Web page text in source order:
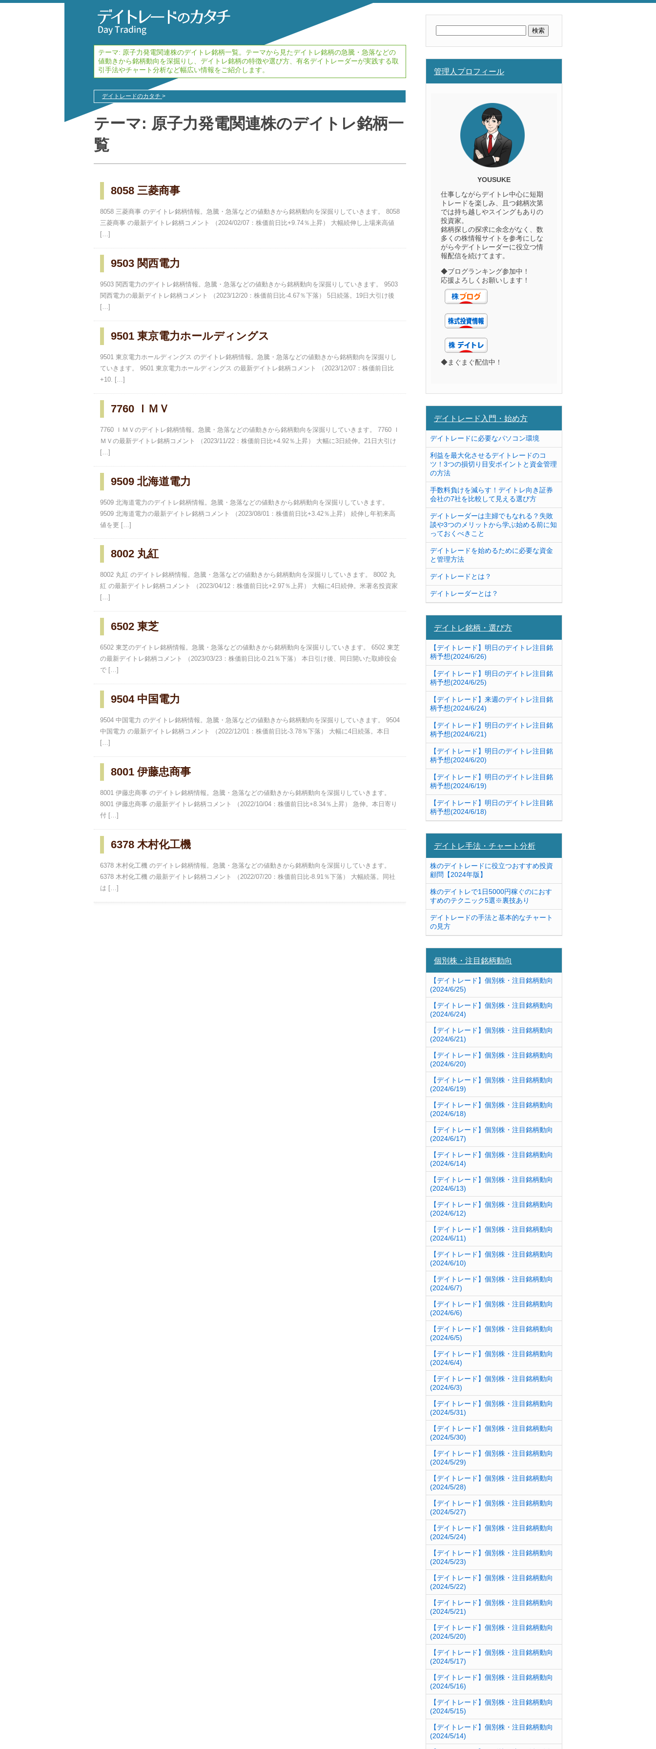
テーマ: 原子力発電関連株のデイトレ銘柄一覧。テーマから見たデイトレ銘柄の急騰・急落などの
値動きから銘柄動向を深掘りし、デイトレ銘柄の特徴や選び方、有名デイトレーダーが実践する取
引手法やチャート分析など幅広い情報をご紹介します。
デイトレードのカタチ >
テーマ: 原子力発電関連株のデイトレ銘柄一
覧
8058 三菱商事
8058 三菱商事 のデイトレ銘柄情報。急騰・急落などの値動きから銘柄動向を深掘りしていきます。 8058
三菱商事 の最新デイトレ銘柄コメント （2024/02/07：株価前日比+9.74％上昇） 大幅続伸し上場来高値
[…]
9503 関西電力
9503 関西電力のデイトレ銘柄情報。急騰・急落などの値動きから銘柄動向を深掘りしていきます。 9503
関西電力の最新デイトレ銘柄コメント （2023/12/20：株価前日比-4.67％下落） 5日続落。19日大引け後
[…]
9501 東京電力ホールディングス
9501 東京電力ホールディングス のデイトレ銘柄情報。急騰・急落などの値動きから銘柄動向を深掘りし
ていきます。 9501 東京電力ホールディングス の最新デイトレ銘柄コメント （2023/12/07：株価前日比
+10. […]
7760 ＩＭＶ
7760 ＩＭＶのデイトレ銘柄情報。急騰・急落などの値動きから銘柄動向を深掘りしていきます。 7760 Ｉ
ＭＶの最新デイトレ銘柄コメント （2023/11/22：株価前日比+4.92％上昇） 大幅に3日続伸。21日大引け
[…]
9509 北海道電力
9509 北海道電力のデイトレ銘柄情報。急騰・急落などの値動きから銘柄動向を深掘りしていきます。
9509 北海道電力の最新デイトレ銘柄コメント （2023/08/01：株価前日比+3.42％上昇） 続伸し年初来高
値を更 […]
8002 丸紅
8002 丸紅 のデイトレ銘柄情報。急騰・急落などの値動きから銘柄動向を深掘りしていきます。 8002 丸
紅 の最新デイトレ銘柄コメント （2023/04/12：株価前日比+2.97％上昇） 大幅に4日続伸。米著名投資家
[…]
6502 東芝
6502 東芝のデイトレ銘柄情報。急騰・急落などの値動きから銘柄動向を深掘りしていきます。 6502 東芝
の最新デイトレ銘柄コメント （2023/03/23：株価前日比-0.21％下落） 本日引け後、同日開いた取締役会
で […]
9504 中国電力
9504 中国電力 のデイトレ銘柄情報。急騰・急落などの値動きから銘柄動向を深掘りしていきます。 9504
中国電力 の最新デイトレ銘柄コメント （2022/12/01：株価前日比-3.78％下落） 大幅に4日続落。本日
[…]
8001 伊藤忠商事
8001 伊藤忠商事 のデイトレ銘柄情報。急騰・急落などの値動きから銘柄動向を深掘りしていきます。
8001 伊藤忠商事 の最新デイトレ銘柄コメント （2022/10/04：株価前日比+8.34％上昇） 急伸。本日寄り
付 […]
6378 木村化工機
6378 木村化工機 のデイトレ銘柄情報。急騰・急落などの値動きから銘柄動向を深掘りしていきます。
6378 木村化工機 の最新デイトレ銘柄コメント （2022/07/20：株価前日比-8.91％下落） 大幅続落。同社
は […]
検
索:
管理人プロフィール
YOUSUKE
仕事しながらデイトレ中心に短期
トレードを楽しみ、且つ銘柄次第
では持ち越しやスイングもありの
投資家。
銘柄探しの探求に余念がなく、数
多くの株情報サイトを参考にしな
がら今デイトレーダーに役立つ情
報配信を続けてます。
◆ブログランキング参加中！
応援よろしくお願いします！
◆まぐまぐ配信中！
デイトレード入門・始め方
デイトレードに必要なパソコン環境
利益を最大化させるデイトレードのコ
ツ！3つの損切り目安ポイントと資金管理
の方法
手数料負けを減らす！デイトレ向き証券
会社の7社を比較して見える選び方
デイトレーダーは主婦でもなれる？失敗
談や3つのメリットから学ぶ始める前に知
っておくべきこと
デイトレードを始めるために必要な資金
と管理方法
デイトレードとは？
デイトレーダーとは？
デイトレ銘柄・選び方
【デイトレード】明日のデイトレ注目銘
柄予想(2024/6/26)
【デイトレード】明日のデイトレ注目銘
柄予想(2024/6/25)
【デイトレード】来週のデイトレ注目銘
柄予想(2024/6/24)
【デイトレード】明日のデイトレ注目銘
柄予想(2024/6/21)
【デイトレード】明日のデイトレ注目銘
柄予想(2024/6/20)
【デイトレード】明日のデイトレ注目銘
柄予想(2024/6/19)
【デイトレード】明日のデイトレ注目銘
柄予想(2024/6/18)
デイトレ手法・チャート分析
株のデイトレードに役立つおすすめ投資
顧問【2024年版】
株のデイトレで1日5000円稼ぐのにおす
すめのテクニック5選※裏技あり
デイトレードの手法と基本的なチャート
の見方
個別株・注目銘柄動向
【デイトレード】個別株・注目銘柄動向
(2024/6/25)
【デイトレード】個別株・注目銘柄動向
(2024/6/24)
【デイトレード】個別株・注目銘柄動向
(2024/6/21)
【デイトレード】個別株・注目銘柄動向
(2024/6/20)
【デイトレード】個別株・注目銘柄動向
(2024/6/19)
【デイトレード】個別株・注目銘柄動向
(2024/6/18)
【デイトレード】個別株・注目銘柄動向
(2024/6/17)
【デイトレード】個別株・注目銘柄動向
(2024/6/14)
【デイトレード】個別株・注目銘柄動向
(2024/6/13)
【デイトレード】個別株・注目銘柄動向
(2024/6/12)
【デイトレード】個別株・注目銘柄動向
(2024/6/11)
【デイトレード】個別株・注目銘柄動向
(2024/6/10)
【デイトレード】個別株・注目銘柄動向
(2024/6/7)
【デイトレード】個別株・注目銘柄動向
(2024/6/6)
【デイトレード】個別株・注目銘柄動向
(2024/6/5)
【デイトレード】個別株・注目銘柄動向
(2024/6/4)
【デイトレード】個別株・注目銘柄動向
(2024/6/3)
【デイトレード】個別株・注目銘柄動向
(2024/5/31)
【デイトレード】個別株・注目銘柄動向
(2024/5/30)
【デイトレード】個別株・注目銘柄動向
(2024/5/29)
【デイトレード】個別株・注目銘柄動向
(2024/5/28)
【デイトレード】個別株・注目銘柄動向
(2024/5/27)
【デイトレード】個別株・注目銘柄動向
(2024/5/24)
【デイトレード】個別株・注目銘柄動向
(2024/5/23)
【デイトレード】個別株・注目銘柄動向
(2024/5/22)
【デイトレード】個別株・注目銘柄動向
(2024/5/21)
【デイトレード】個別株・注目銘柄動向
(2024/5/20)
【デイトレード】個別株・注目銘柄動向
(2024/5/17)
【デイトレード】個別株・注目銘柄動向
(2024/5/16)
【デイトレード】個別株・注目銘柄動向
(2024/5/15)
【デイトレード】個別株・注目銘柄動向
(2024/5/14)